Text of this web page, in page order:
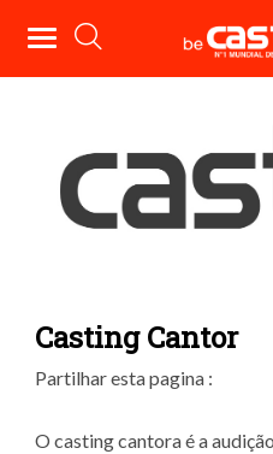
Casting Cantor
Partilhar esta pagina :
O casting cantora é a